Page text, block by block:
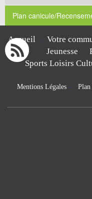
Plan canicule/
Accueil - Votre
Jeunesse -
Sports Loisirs
Mentions Légales-